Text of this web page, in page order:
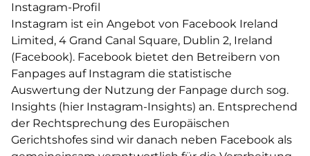
Instagram-Profil
Instagram ist ein Angebot von Facebook Ireland
Limited, 4 Grand Canal Square, Dublin 2, Ireland
(Facebook). Facebook bietet den Betreibern von
Fanpages auf Instagram die statistische
Auswertung der Nutzung der Fanpage durch sog.
Insights (hier Instagram-Insights) an. Entsprechend
der Rechtsprechung des Europäischen
Gerichtshofes sind wir danach neben Facebook als